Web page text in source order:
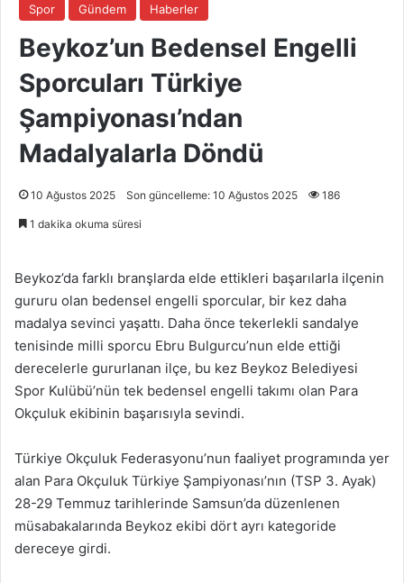
Spor Gündem Haberler
Beykoz’un Bedensel Engelli
Sporcuları Türkiye
Şampiyonası’ndan
Madalyalarla Döndü
10 Ağustos 2025 Son güncelleme: 10 Ağustos 2025 186
1 dakika okuma süresi
Beykoz’da farklı branşlarda elde ettikleri başarılarla ilçenin
gururu olan bedensel engelli sporcular, bir kez daha
madalya sevinci yaşattı. Daha önce tekerlekli sandalye
tenisinde milli sporcu Ebru Bulgurcu’nun elde ettiği
derecelerle gururlanan ilçe, bu kez Beykoz Belediyesi
Spor Kulübü’nün tek bedensel engelli takımı olan Para
Okçuluk ekibinin başarısıyla sevindi.
Türkiye Okçuluk Federasyonu’nun faaliyet programında yer
alan Para Okçuluk Türkiye Şampiyonası’nın (TSP 3. Ayak)
28-29 Temmuz tarihlerinde Samsun’da düzenlenen
müsabakalarında Beykoz ekibi dört ayrı kategoride
dereceye girdi.